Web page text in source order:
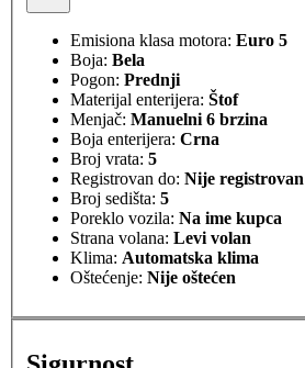
Emisiona klasa motora: Euro 5
Boja: Bela
Pogon: Prednji
Materijal enterijera: Štof
Menjač: Manuelni 6 brzina
Boja enterijera: Crna
Broj vrata: 5
Registrovan do: Nije registrovan
Broj sedišta: 5
Poreklo vozila: Na ime kupca
Strana volana: Levi volan
Klima: Automatska klima
Oštećenje: Nije oštećen